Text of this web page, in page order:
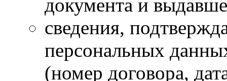
документа и
сведения,
персональных
(номер договора,